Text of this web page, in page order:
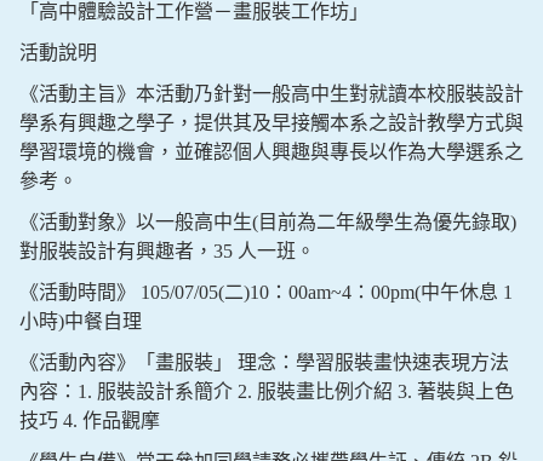
「高中體驗設計工作營－畫服裝工作坊」
活動說明
《活動主旨》本活動乃針對一般高中生對就讀本校服裝設計
學系有興趣之學子，提供其及早接觸本系之設計教學方式與
學習環境的機會，並確認個人興趣與專長以作為大學選系之
參考。
《活動對象》以一般高中生(目前為二年級學生為優先錄取)
對服裝設計有興趣者，35 人一班。
《活動時間》 105/07/05(二)10：00am~4：00pm(中午休息 1
小時)中餐自理
《活動內容》「畫服裝」 理念：學習服裝畫快速表現方法
內容：1. 服裝設計系簡介 2. 服裝畫比例介紹 3. 著裝與上色
技巧 4. 作品觀摩